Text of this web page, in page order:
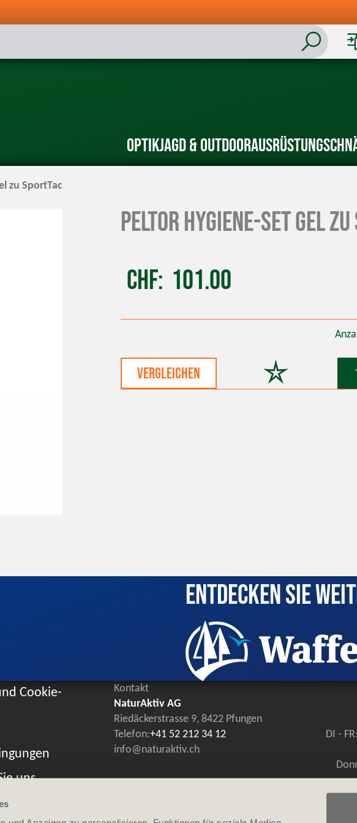
OptikJagd & OutdoorAusrüstung
zu SportTac
Peltor Hygiene-Set Gel
CHF 101.00
vergleichen
Entdecken Sie
Cookie-
uns
Kontakt
NaturAktiv AG
Riedäckerstrasse 9, 8422 Pfungen
Telefon:+41 52 212 34 12
info@naturaktiv.ch
DI -
SA: